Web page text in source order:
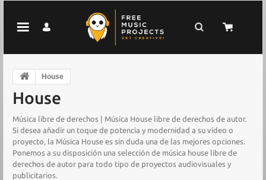
House
House
Música libre de derechos | Música House libre de derechos de autor.
Si desea añadir un toque de potencia y modernidad a su vídeo o
proyecto, la Música House es sin duda una de las mejores opciones.
Ponemos a su disposición una selección de música house libre de
derechos de autor para todo tipo de proyectos audiovisuales y
publicitarios.